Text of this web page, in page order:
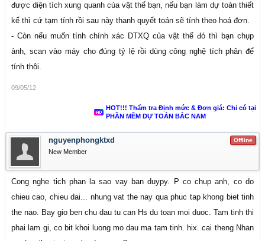
được diện tích xung quanh của vật thể bạn, nếu bạn làm dự toán thiết
kế thì cứ tạm tính rồi sau này thanh quyết toán sẽ tính theo hoá đơn.
- Còn nếu muốn tính chính xác DTXQ của vật thể đó thì bạn chụp
ảnh, scan vào máy cho đúng tỷ lệ rồi dùng công nghệ tích phân để
tính thôi.
09/05/12
HOT!!! Thẩm tra Định mức & Đơn giá: Chỉ có tại
PHẦN MỀM DỰ TOÁN BẮC NAM
Offline
nguyenphongktxd
New Member
Cong nghe tich phan la sao vay ban duypy. P co chup anh, co do
chieu cao, chieu dai... nhung vat the nay qua phuc tap khong biet tinh
the nao. Bay gio ben chu dau tu can Hs du toan moi duoc. Tam tinh thi
phai lam gi, co bit khoi luong mo dau ma tam tinh. hix. cai theng Nhan